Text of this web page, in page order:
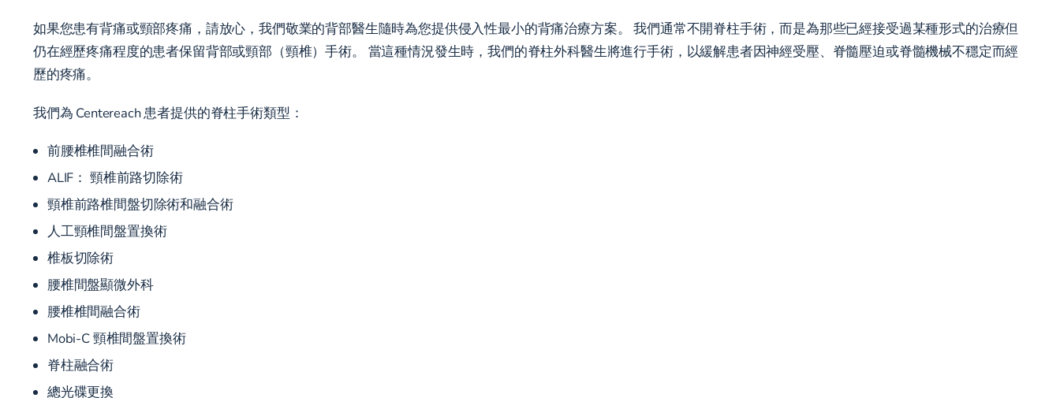
如果您患有背痛或頸部疼痛，請放心，我們敬業的背部醫生隨時為您提供侵入性最小的背痛治療方案。 我們通常不開脊柱手術，而是為那些已經接受過某種形式的治療但
仍在經歷疼痛程度的患者保留背部或頸部（頸椎）手術。 當這種情況發生時，我們的脊柱外科醫生將進行手術，以緩解患者因神經受壓、脊髓壓迫或脊髓機械不穩定而經
歷的疼痛。
我們為 Centereach 患者提供的脊柱手術類型：
前腰椎椎間融合術
ALIF： 頸椎前路切除術
頸椎前路椎間盤切除術和融合術
人工頸椎間盤置換術
椎板切除術
腰椎間盤顯微外科
腰椎椎間融合術
Mobi-C 頸椎間盤置換術
脊柱融合術
總光碟更換